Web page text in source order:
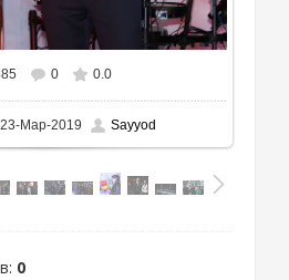
0 0.0
Мар-2019 Sayyod
: 0